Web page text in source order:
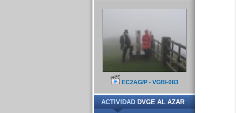
EC2AG/P - VGBI-083
ACTIVIDADDVGE AL AZAR